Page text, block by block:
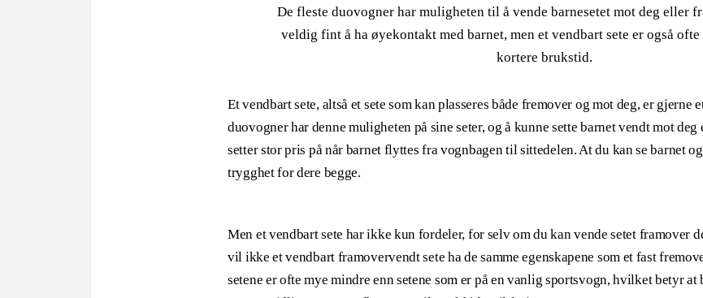
De fleste duovogner har muligheten til å vende barnesetet mot deg eller
veldig fint å ha øyekontakt med barnet, men et vendbart sete er også
kortere brukstid.
Et vendbart sete, altså et sete som kan plasseres både fremover og mot deg, er gjerne
duovogner har denne muligheten på sine seter, og å kunne sette barnet vendt mot
setter stor pris på når barnet flyttes fra vognbagen til sittedelen. At du kan se barnet
trygghet for dere begge.
Men et vendbart sete har ikke kun fordeler, for selv om du kan vende setet framover
vil ikke et vendbart framovervendt sete ha de samme egenskapene som et fast
setene er ofte mye mindre enn setene som er på en vanlig sportsvogn, hvilket betyr at